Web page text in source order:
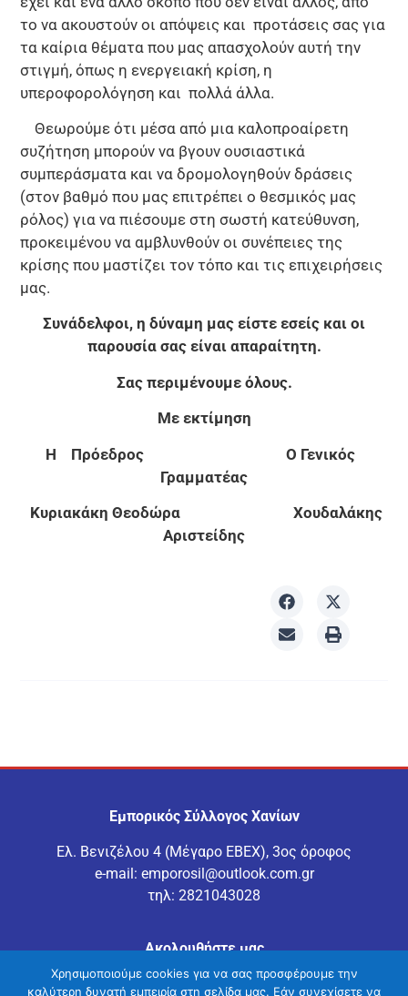
το να ακουστούν οι απόψεις και προτάσεις σας για
τα καίρια θέματα που μας απασχολούν αυτή την
στιγμή, όπως η ενεργειακή κρίση, η
υπεροφορολόγηση και πολλά άλλα.
Θεωρούμε ότι μέσα από μια καλοπροαίρετη
συζήτηση μπορούν να βγουν ουσιαστικά
συμπεράσματα και να δρομολογηθούν δράσεις
(στον βαθμό που μας επιτρέπει ο θεσμικός μας
ρόλος) για να πιέσουμε στη σωστή κατεύθυνση,
προκειμένου να αμβλυνθούν οι συνέπειες της
κρίσης που μαστίζει τον τόπο και τις επιχειρήσεις
μας.
Συνάδελφοι, η δύναμη μας είστε εσείς και οι
παρουσία σας είναι απαραίτητη.
Σας περιμένουμε όλους.
Με εκτίμηση
Η Πρόεδρος Ο Γενικός
Γραμματέας
Κυριακάκη Θεοδώρα Χουδαλάκης
Αριστείδης
Εμπορικός Σύλλογος Χανίων
Ελ. Βενιζέλου 4 (Μέγαρο ΕΒΕΧ), 3ος όροφος
e-mail: emporosil@outlook.com.gr
τηλ: 2821043028
Ακολουθήστε μας
Χρησιμοποιούμε cookies για να σας προσφέρουμε την
καλύτερη δυνατή εμπειρία στη σελίδα μας. Εάν συνεχίσετε να